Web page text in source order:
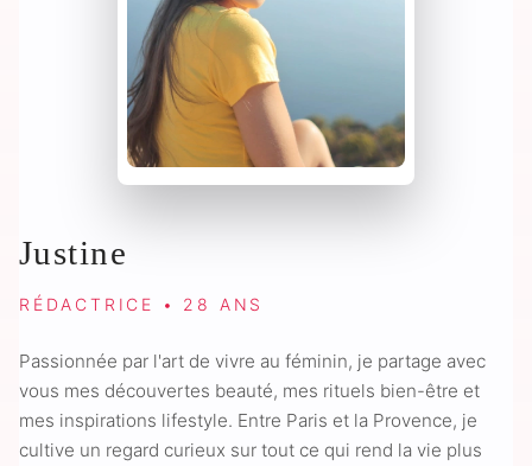
Justine
RÉDACTRICE • 28 ANS
Passionnée par l'art de vivre au féminin, je partage avec
vous mes découvertes beauté, mes rituels bien-être et
mes inspirations lifestyle. Entre Paris et la Provence, je
cultive un regard curieux sur tout ce qui rend la vie plus